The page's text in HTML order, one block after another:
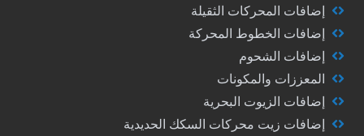
إضافات المحركات الثقيلة
إضافات الخطوط المحركة
إضافات الشحوم
المعززات والمكونات
إضافات الزيوت البحرية
إضافات زيت محركات السكك الحديدية